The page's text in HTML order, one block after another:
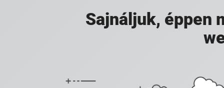
Sajnáljuk, éppen